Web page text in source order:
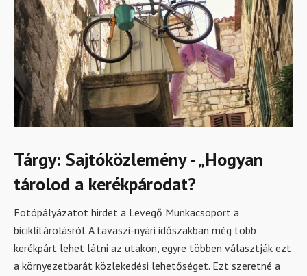
Tárgy: Sajtóközlemény - „Hogyan
tárolod a kerékpárodat?
Fotópályázatot hirdet a Levegő Munkacsoport a
biciklitárolásról. A tavaszi-nyári időszakban még több
kerékpárt lehet látni az utakon, egyre többen választják ezt
a környezetbarát közlekedési lehetőséget. Ezt szeretné a